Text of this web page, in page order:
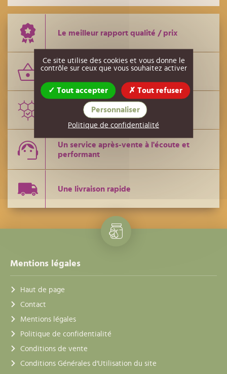
Le meilleur rapport qualité / prix
Le plus grand nombre de références
Des conseils de techniciens
Un service après-vente à l'écoute et
performant
Une livraison rapide
Mentions légales
Haut de page
Contact
Mentions légales
Politique de confidentialité
Conditions de vente
Conditions Générales d'Utilisation du site
Ce site utilise des cookies et vous donne le
contrôle sur ceux que vous souhaitez activer
Tout accepter Tout refuser
Personnaliser
Politique de confidentialité